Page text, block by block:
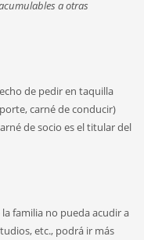
a otras
de pedir en taquilla
carné de conducir)
de socio es el titular del
familia no pueda acudir a
etc., podrá ir más